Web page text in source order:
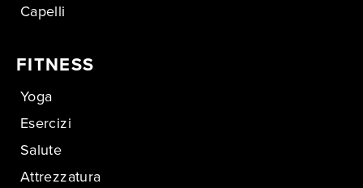
Capelli
FITNESS
Yoga
Esercizi
Salute
Attrezzatura